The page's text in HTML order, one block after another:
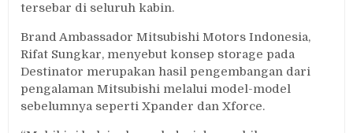
tersebar di seluruh kabin.
Brand Ambassador Mitsubishi Motors Indonesia,
Rifat Sungkar, menyebut konsep storage pada
Destinator merupakan hasil pengembangan dari
pengalaman Mitsubishi melalui model-model
sebelumnya seperti Xpander dan Xforce.